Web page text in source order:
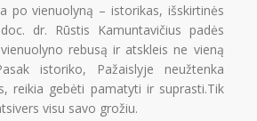
po vienuolyną – istorikas, išskirtinės
dr. Rūstis Kamuntavičius padės
rebusą ir atskleis ne vieną
istoriko, Pažaislyje neužtenka
reikia gebėti pamatyti ir suprasti.Tik
visu savo grožiu.